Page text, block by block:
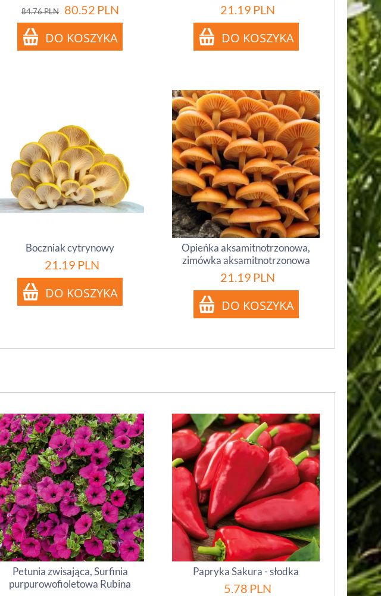
84.76PLN 80.52 PLN 21.19 PLN
Boczniak cytrynowy
21.19 PLN
Opieńka aksamitnotrzonowa,
zimówka aksamitnotrzonowa
21.19 PLN
Petunia zwisająca, Surfinia
purpurowofioletowa Rubina
Papryka Sakura - słodka
5.78 PLN